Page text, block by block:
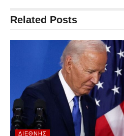
Related Posts
ΔΙΕΘΝΉΣ